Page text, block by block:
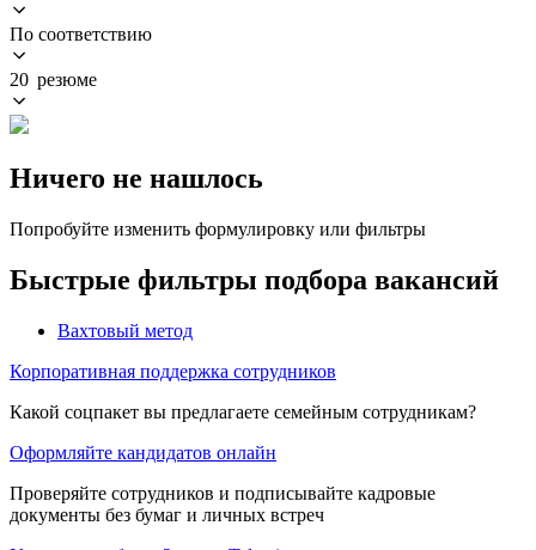
По соответствию
20 резюме
Ничего не нашлось
Попробуйте изменить формулировку или фильтры
Быстрые фильтры подбора вакансий
Вахтовый метод
Корпоративная поддержка сотрудников
Какой соцпакет вы предлагаете семейным сотрудникам?
Оформляйте кандидатов онлайн
Проверяйте сотрудников и подписывайте кадровые
документы без бумаг и личных встреч